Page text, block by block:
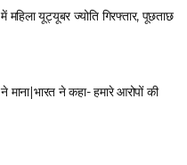
यूट्यूबर ज्योति गिरफ्तार, पूछताछ
ने कहा- हमारे आरोपों की